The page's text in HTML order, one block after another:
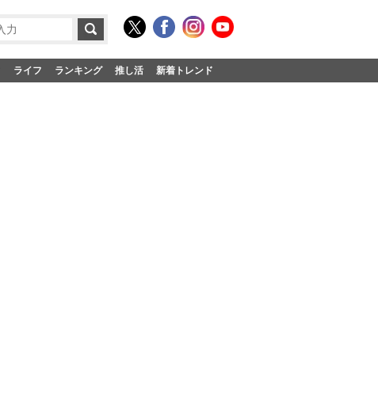
ライフ ランキング 推し活 新着トレンド